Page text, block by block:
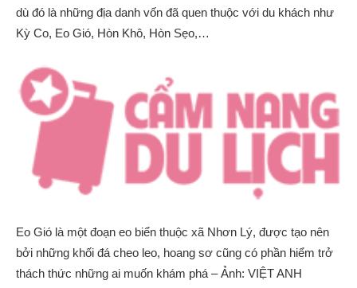
dù đó là những địa danh vốn đã quen thuộc với du khách như
Kỳ Co, Eo Gió, Hòn Khô, Hòn Sẹo,…
Eo Gió là một đoạn eo biển thuộc xã Nhơn Lý, được tạo nên
bởi những khối đá cheo leo, hoang sơ cũng có phần hiểm trở
thách thức những ai muốn khám phá – Ảnh: VIỆT ANH